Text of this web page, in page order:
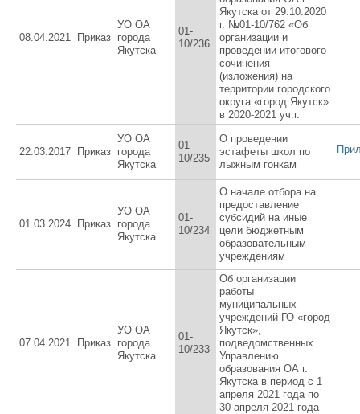
08.04.2021 Приказ
УО ОА
города
Якутска
01-
10/236
Якутска от 29.10.2020
г. №01-10/762 «Об
организации и
проведении итогового
сочинения
(изложения) на
территории городского
округа «город Якутск»
в 2020-2021 уч.г.
22.03.2017 Приказ
УО ОА
города
Якутска
01-
10/235
О проведении
эстафеты школ по
лыжным гонкам
01.03.2024 Приказ
УО ОА
города
Якутска
01-
10/234
О начале отбора на
предоставление
субсидий на иные
цели бюджетным
образовательным
учреждениям
07.04.2021 Приказ
УО ОА
города
Якутска
01-
10/233
Об организации
работы
муниципальных
учреждений ГО «город
Якутск»,
подведомственных
Управлению
образования ОА г.
Якутска в период с 1
апреля 2021 года по
30 апреля 2021 года